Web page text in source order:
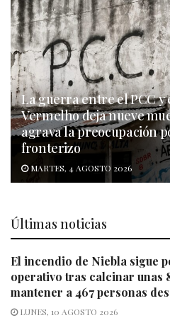
La guerra entre el PCC y
Vermelho deja nueve
agrava la preocupación
fronterizo
MARTES, 4 AGOSTO 2026
Últimas noticias
El incendio de Niebla sigue
operativo tras calcinar unas
mantener a 467 personas
LUNES, 10 AGOSTO 2026